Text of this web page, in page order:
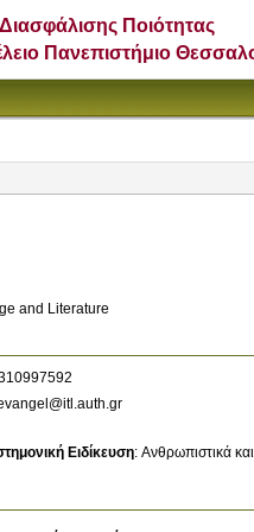
Ποιότητας
Πανεπιστήμιο
and Literature
Ειδίκευση: Ανθρωπιστικά